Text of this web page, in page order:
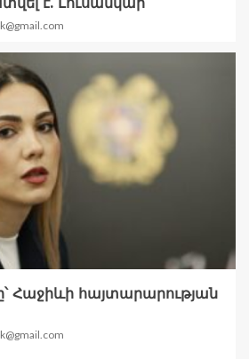
է. Լուսանկար
Հաջիևի հայտարարության